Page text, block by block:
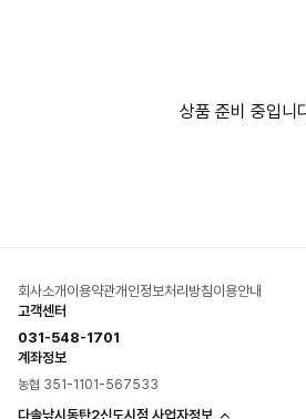
상품 준비 중입니
회사소개 이용약관개인정보처리방침이용안내
다솔낚시동탄2신도시점 사업자정보
고객센터
031-548-1701
계좌정보
농협 351-1101-567533